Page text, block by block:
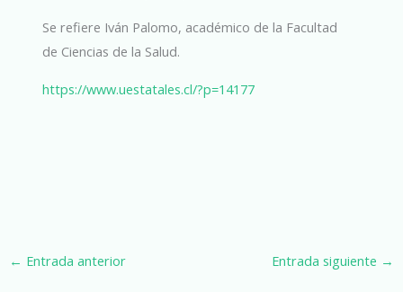
Se refiere Iván Palomo, académico de la Facultad
de Ciencias de la Salud.
https://www.uestatales.cl/?p=14177
← Entrada anterior Entrada siguiente →